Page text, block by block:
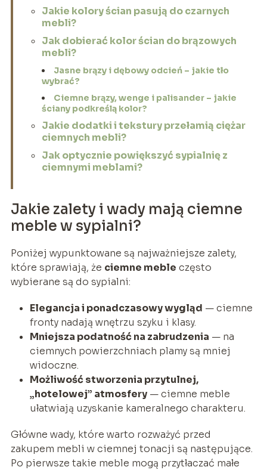
Jakie kolory ścian pasują do czarnych
mebli?
Jak dobierać kolor ścian do brązowych
mebli?
Jasne brązy i dębowy odcień – jakie tło
wybrać?
Ciemne brązy, wenge i palisander – jakie
ściany podkreślą kolor?
Jakie dodatki i tekstury przełamią ciężar
ciemnych mebli?
Jak optycznie powiększyć sypialnię z
ciemnymi meblami?
Jakie zalety i wady mają ciemne
meble w sypialni?
Poniżej wypunktowane są najważniejsze zalety,
które sprawiają, że ciemne meble często
wybierane są do sypialni:
Elegancja i ponadczasowy wygląd — ciemne
fronty nadają wnętrzu szyku i klasy.
Mniejsza podatność na zabrudzenia — na
ciemnych powierzchniach plamy są mniej
widoczne.
Możliwość stworzenia przytulnej,
„hotelowej” atmosfery— ciemne meble
ułatwiają uzyskanie kameralnego charakteru.
Główne wady, które warto rozważyć przed
zakupem mebli w ciemnej tonacji są następujące.
Po pierwsze takie meble mogą przytłaczać małe